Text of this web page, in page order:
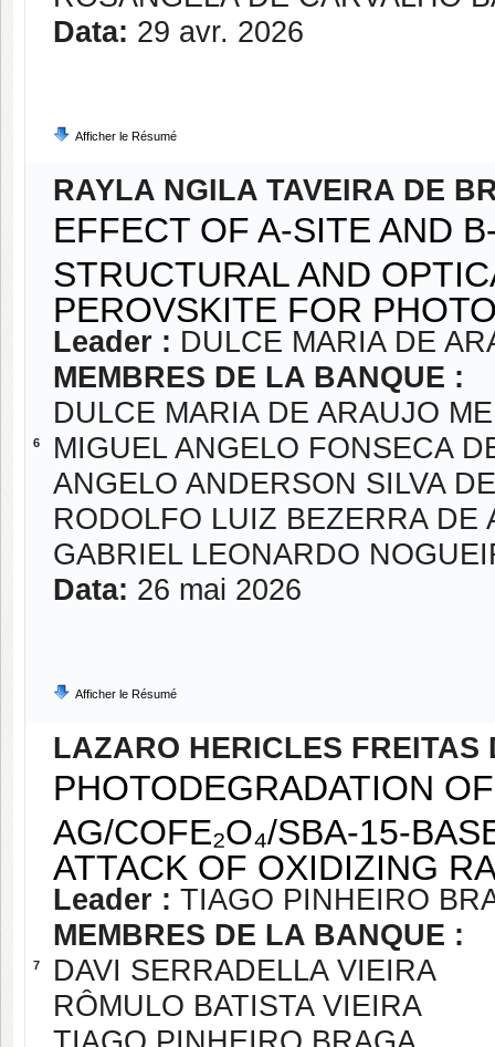
Data: 29 avr. 2026
Afficher le Résumé
6
RAYLA NGILA TAVEIRA DE
EFFECT OF A-SITE AND
STRUCTURAL AND
PEROVSKITE FOR
Leader : DULCE MARIA DE
MEMBRES DE LA BANQUE :
DULCE MARIA DE ARAUJO
MIGUEL ANGELO FONSECA
ANGELO ANDERSON SILVA
RODOLFO LUIZ BEZERRA DE
GABRIEL LEONARDO
Data: 26 mai 2026
Afficher le Résumé
7
LAZARO HERICLES FREITAS
PHOTODEGRADATION
AG/COFE₂O₄/SBA-15-
ATTACK OF OXIDIZING
Leader : TIAGO PINHEIRO
MEMBRES DE LA BANQUE :
DAVI SERRADELLA VIEIRA
RÔMULO BATISTA VIEIRA